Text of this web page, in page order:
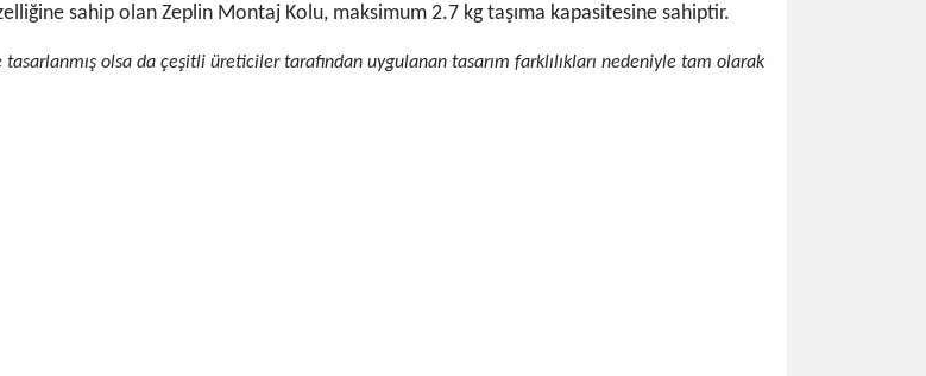
sahip olan Zeplin Montaj Kolu, maksimum 2.7 kg taşıma kapasitesine sahiptir.
tasarlanmış olsa da çeşitli üreticiler tarafından uygulanan tasarım farklılıkları nedeniyle tam olarak